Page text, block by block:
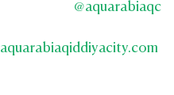
aquarabiaqc
@
aquarabiaqiddiyacity.com